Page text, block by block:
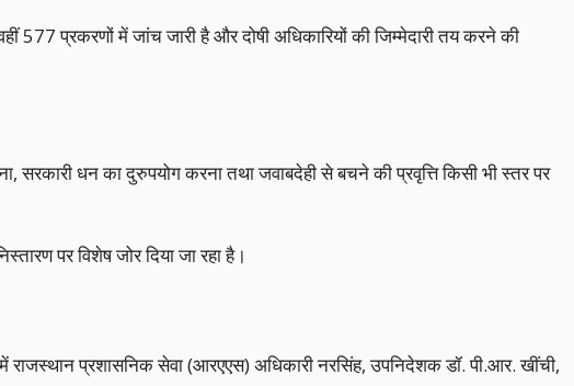
प्रकरणों में जांच जारी है और दोषी अधिकारियों की जिम्मेदारी तय करने की
सरकारी धन का दुरुपयोग करना तथा जवाबदेही से बचने की प्रवृत्ति किसी भी स्तर पर
पर विशेष जोर दिया जा रहा है।
राजस्थान प्रशासनिक सेवा (आरएएस) अधिकारी नरसिंह, उपनिदेशक डॉ. पी.आर. खींची,